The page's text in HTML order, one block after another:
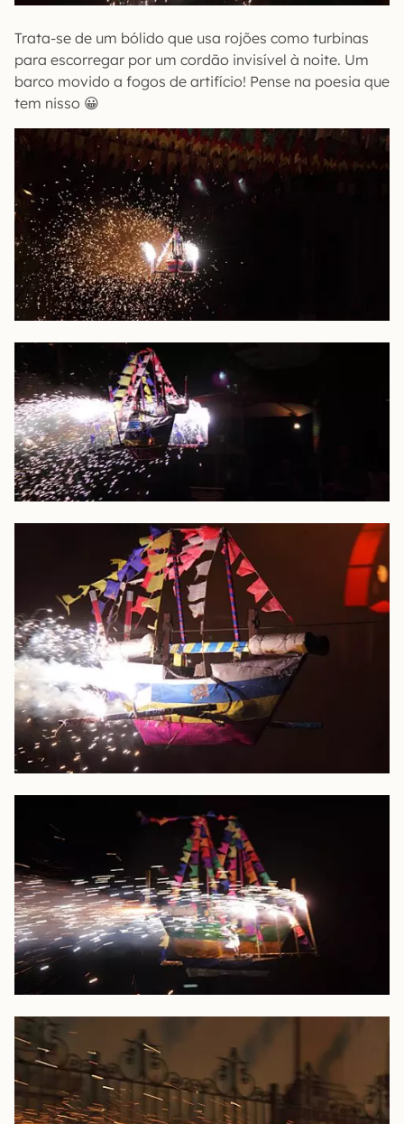
Trata-se de um bólido que usa rojões como turbinas
para escorregar por um cordão invisível à noite. Um
barco movido a fogos de artifício! Pense na poesia que
tem nisso 😀